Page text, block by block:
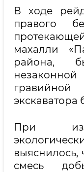
В ходе
правого
махалли
района,
экскаватора
При
выяснилось,
смесь